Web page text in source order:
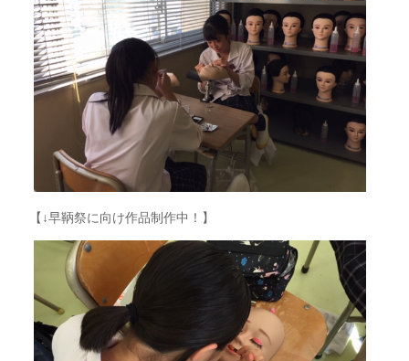
【↓早鞆祭に向け作品制作中！】